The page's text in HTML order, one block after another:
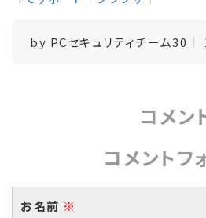
by PCセキュリティチーム30
コメン
コメントフ
お名前 ※